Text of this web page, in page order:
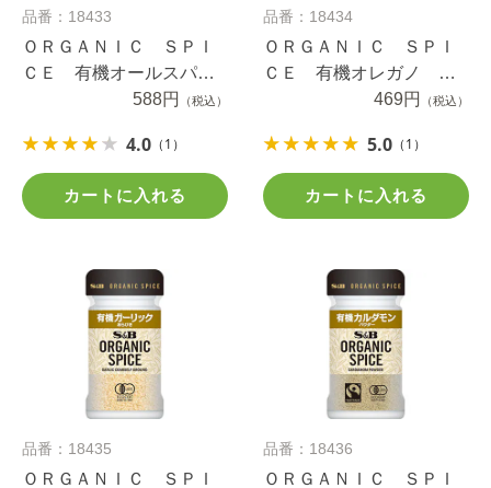
品番：18433
ＯＲＧＡＮＩＣ ＳＰＩ
ＣＥ 有機オールスパイ
ス（パウダー） ２０ｇ
588円 （税込）
4.0 （1）
カートに入れる
品番：18434
ＯＲＧＡＮＩＣ ＳＰＩ
ＣＥ 有機オレガノ ５.
469円 （税込）
5.0 （1）
カートに入れる
品番：18435
ＯＲＧＡＮＩＣ ＳＰＩ
品番：18436
ＯＲＧＡＮＩＣ ＳＰＩ